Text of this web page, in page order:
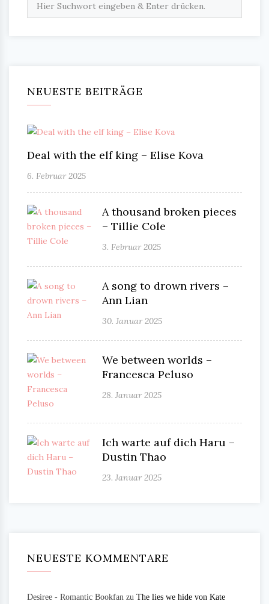
NEUESTE BEITRÄGE
Deal with the elf king – Elise Kova
6. Februar 2025
A thousand broken pieces
– Tillie Cole
3. Februar 2025
A song to drown rivers –
Ann Lian
30. Januar 2025
We between worlds –
Francesca Peluso
28. Januar 2025
Ich warte auf dich Haru –
Dustin Thao
23. Januar 2025
NEUESTE KOMMENTARE
Desiree - Romantic Bookfan zu The lies we hide von Kate